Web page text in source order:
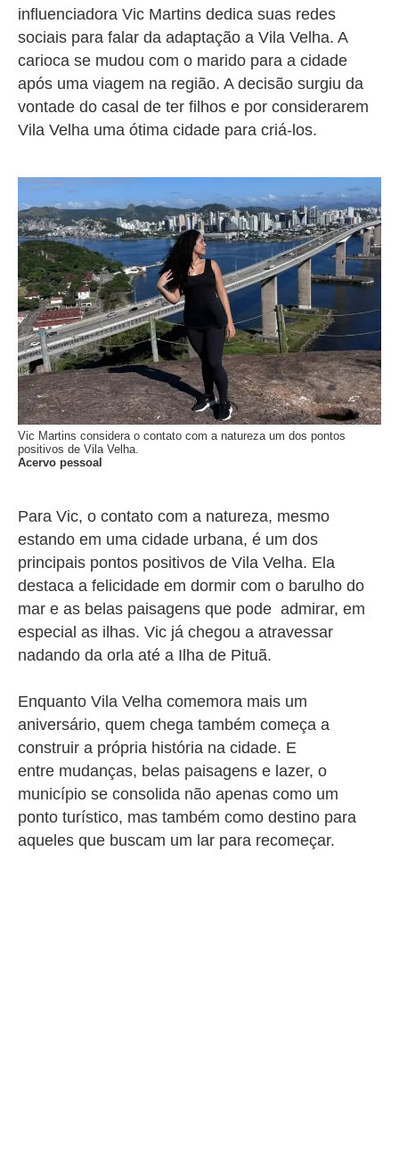
influenciadora Vic Martins dedica suas redes
sociais para falar da adaptação a Vila Velha. A
carioca se mudou com o marido para a cidade
após uma viagem na região. A decisão surgiu da
vontade do casal de ter filhos e por considerarem
Vila Velha uma ótima cidade para criá-los.
Vic Martins considera o contato com a natureza um dos pontos
positivos de Vila Velha.
Acervo pessoal
Para Vic, o contato com a natureza, mesmo
estando em uma cidade urbana, é um dos
principais pontos positivos de Vila Velha. Ela
destaca a felicidade em dormir com o barulho do
mar e as belas paisagens que pode admirar, em
especial as ilhas. Vic já chegou a atravessar
nadando da orla até a Ilha de Pituã.
Enquanto Vila Velha comemora mais um
aniversário, quem chega também começa a
construir a própria história na cidade. E
entre mudanças, belas paisagens e lazer, o
município se consolida não apenas como um
ponto turístico, mas também como destino para
aqueles que buscam um lar para recomeçar.